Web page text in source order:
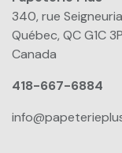
340, rue
Québec, QC G1C
Canada
418-667-6884